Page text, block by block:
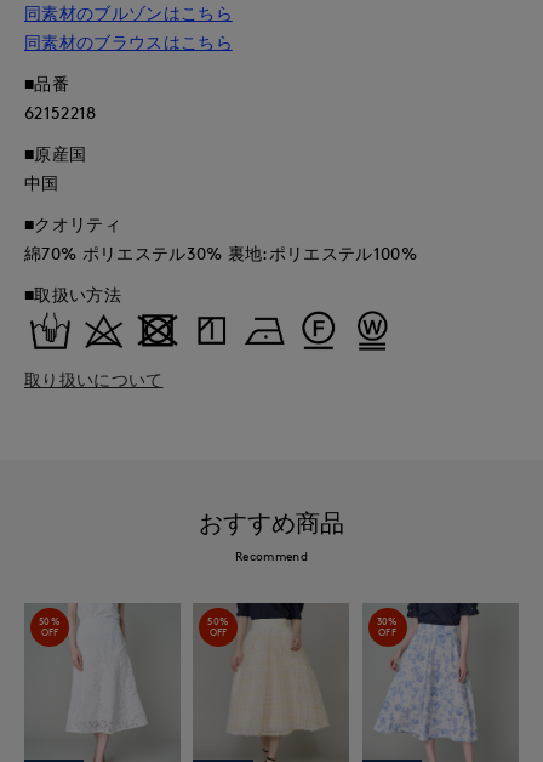
同素材のブルゾンはこちら
同素材のブラウスはこちら
■品番
62152218
■原産国
中国
■クオリティ
綿70% ポリエステル30% 裏地:ポリエステル100%
■取扱い方法
取り扱いについて
おすすめ商品
Recommend
50%
OFF
50%
OFF
30%
OFF